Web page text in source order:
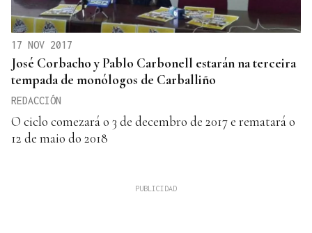
17 NOV 2017
José Corbacho y Pablo Carbonell estarán na terceira
tempada de monólogos de Carballiño
REDACCIÓN
O ciclo comezará o 3 de decembro de 2017 e rematará o
12 de maio do 2018